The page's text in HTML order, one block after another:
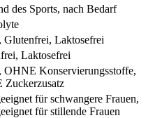
des Sports, nach Bedarf
Glutenfrei, Laktosefrei
Laktosefrei
OHNE Konservierungsstoffe,
Zuckerzusatz
für schwangere Frauen,
für stillende Frauen